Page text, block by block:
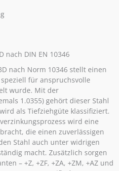
nach DIN EN 10346
nach Norm 10346 stellt einen
für anspruchsvolle
wurde. Mit der
1.0355) gehört dieser Stahl
als Tiefziehgüte klassifiziert.
wird eine
die einen zuverlässigen
Stahl auch unter widrigen
macht. Zusätzlich sorgen
– +Z, +ZF, +ZA, +ZM, +AZ und